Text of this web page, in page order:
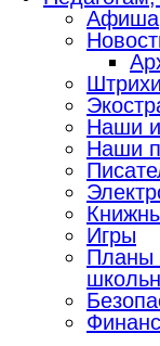
Афиша
Наши
Наши
Игры
Планы